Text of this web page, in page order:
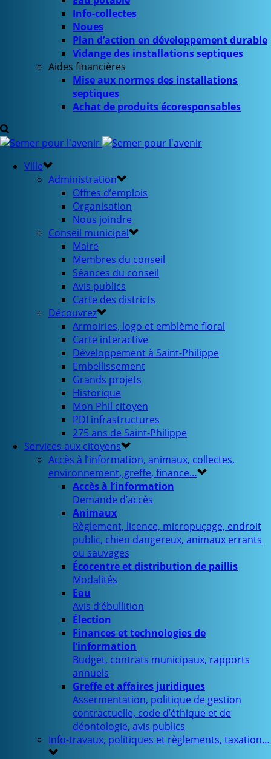
Info-collectes
Noues
Plan d’action en développement durable
Vidange des installations septiques
Aides financières
Mise aux normes des installations
septiques
Achat de produits écoresponsables
Ville
Administration
Offres d’emplois
Organisation
Nous joindre
Conseil municipal
Maire
Membres du conseil
Séances du conseil
Avis publics
Carte des districts
Découvrez
Armoiries, logo et emblème floral
Carte interactive
Développement à Saint-Philippe
Embellissement
Grands projets
Historique
Mon Phil citoyen
PDI infrastructures
275 ans de Saint-Philippe
Services aux citoyens
Accès à l’information, animaux, collectes,
environnement, greffe, finance…
Accès à l’information
Demande d’accès
Animaux
Règlement, licence, micropuçage, endroit
public, chien dangereux, animaux errants
ou sauvages
Écocentre et distribution de paillis
Modalités
Eau
Avis d’ébullition
Élection
Finances et technologies de
l’information
Budget, contrats municipaux, rapports
annuels
Greffe et affaires juridiques
Assermentation, politique de gestion
contractuelle, code d’éthique et de
déontologie, avis publics
Info-travaux, politiques et règlements, taxation…